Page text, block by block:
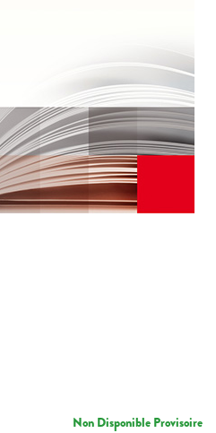
Non Disponible Provisoire